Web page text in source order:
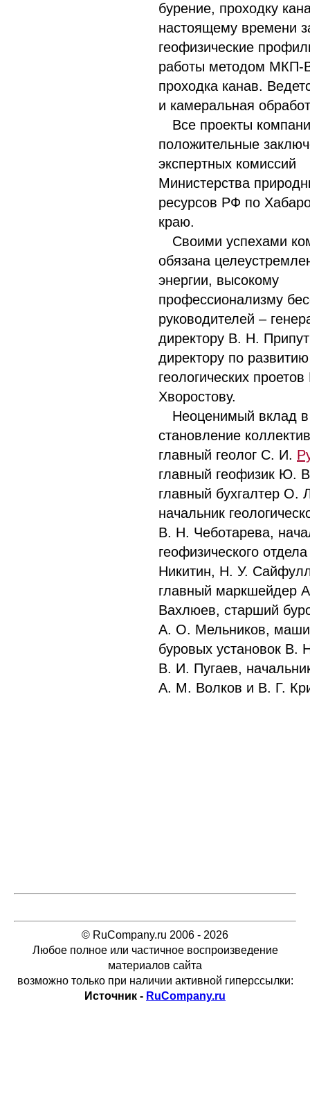
бурение, проходку
настоящему времени
геофизические
работы методом МКП-
проходка канав.
и камеральная
Все проекты
положительные
экспертных комиссий
Министерства
ресурсов РФ по
краю.
Своими успехами
обязана
энергии, высокому
профессионализму
руководителей –
директору В. Н.
директору по развитию
геологических
Хворостову.
Неоценимый вклад в
становление
главный геолог С. И.
главный геофизик Ю.
главный бухгалтер О.
начальник
В. Н. Чеботарева,
геофизического
Никитин, Н. У.
главный маркшейдер
Вахлюев, старший
А. О. Мельников,
буровых установок В.
В. И. Пугаев,
А. М. Волков и В. Г.
© RuCompany.ru 2006 - 2026
Любое полное или частичное воспроизведение
материалов сайта
возможно только при наличии активной гиперссылки:
Источник - RuCompany.ru